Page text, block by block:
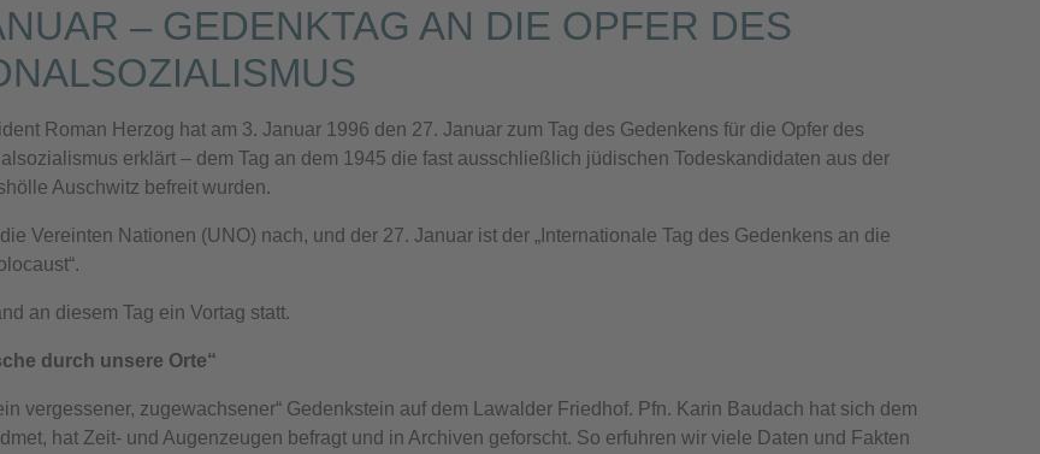
– GEDENKTAG AN DIE OPFER DES
Roman Herzog hat am 3. Januar 1996 den 27. Januar zum Tag des Gedenkens für die Opfer des
erklärt – dem Tag an dem 1945 die fast ausschließlich jüdischen Todeskandidaten aus der
Auschwitz befreit wurden.
Vereinten Nationen (UNO) nach, und der 27. Januar ist der „Internationale Tag des Gedenkens an die
an diesem Tag ein Vortag statt.
durch unsere Orte“
vergessener, zugewachsener“ Gedenkstein auf dem Lawalder Friedhof. Pfn. Karin Baudach hat sich dem
hat Zeit- und Augenzeugen befragt und in Archiven geforscht. So erfuhren wir viele Daten und Fakten